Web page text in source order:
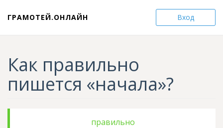
Вход
ГРАМОТЕЙ.ОНЛАЙН
Как правильно
пишется «начала»?
правильно